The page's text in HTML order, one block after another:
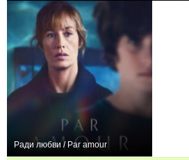
Ради любви / Par amour